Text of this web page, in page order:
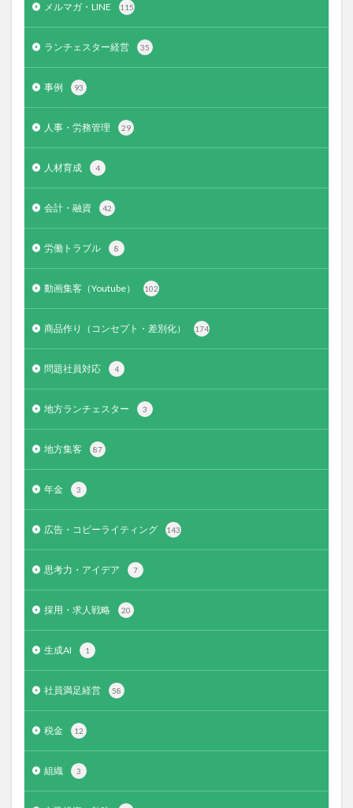
メルマガ・LINE 115
ランチェスター経営 35
事例 93
人事・労務管理 29
人材育成 4
会計・融資 42
労働トラブル 8
動画集客（Youtube） 102
商品作り（コンセプト・差別化） 174
問題社員対応 4
地方ランチェスター 3
地方集客 87
年金 3
広告・コピーライティング 143
思考力・アイデア 7
採用・求人戦略 20
生成AI 1
社員満足経営 58
税金 12
組織 3